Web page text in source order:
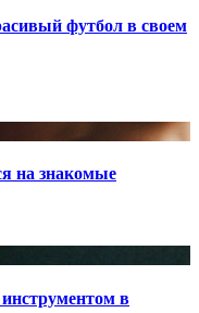
футбол в своем
на знакомые
в